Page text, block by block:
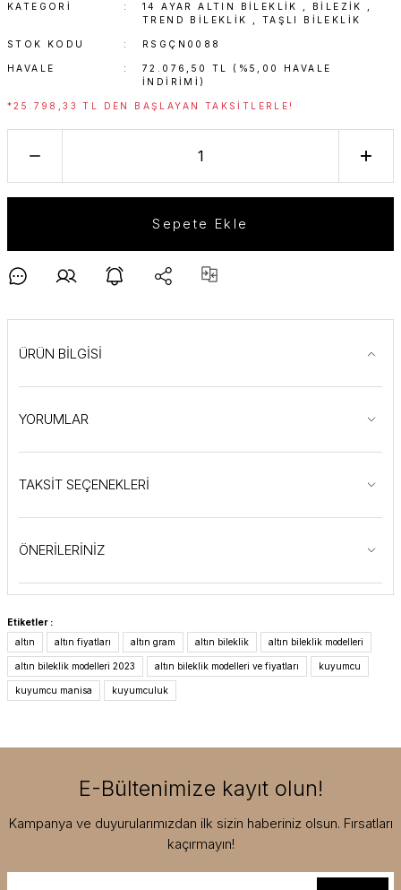
KATEGORI 14 AYAR ALTIN BILEKLIK BİLEZİK
TREND BILEKLIK
TAŞLI BILEKLIK
STOK KODU RSGÇN0088
HAVALE
72.076,50 TL (%5,00 HAVALE
INDIRIMI)
*25.798,33 TL DEN BAŞLAYAN TAKSITLERLE!
Sepete Ekle
ÜRÜN BİLGİSİ
YORUMLAR
TAKSİT SEÇENEKLERİ
ÖNERİLERİNİZ
Etiketler :
altın
altın fiyatları altın gram altın bileklik altın bileklik modelleri
altın bileklik modelleri 2023 altın bileklik modelleri ve fiyatları kuyumcu
kuyumcu manisa kuyumculuk
E-Bültenimize kayıt olun!
Kampanya ve duyurularımızdan ilk sizin haberiniz olsun. Fırsatları
kaçırmayın!